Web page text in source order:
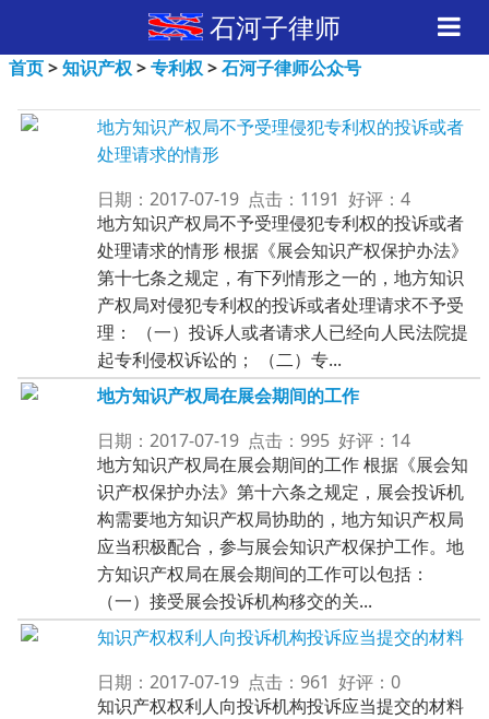
石河子律师
首页>知识产权>专利权>石河子律师公众号
地方知识产权局不予受理侵犯专利权的投诉或者
处理请求的情形
日期：2017-07-19 点击：1191 好评：4
地方知识产权局不予受理侵犯专利权的投诉或者
处理请求的情形 根据《展会知识产权保护办法》
第十七条之规定，有下列情形之一的，地方知识
产权局对侵犯专利权的投诉或者处理请求不予受
理： （一）投诉人或者请求人已经向人民法院提
起专利侵权诉讼的； （二）专...
地方知识产权局在展会期间的工作
日期：2017-07-19 点击：995 好评：14
地方知识产权局在展会期间的工作 根据《展会知
识产权保护办法》第十六条之规定，展会投诉机
构需要地方知识产权局协助的，地方知识产权局
应当积极配合，参与展会知识产权保护工作。地
方知识产权局在展会期间的工作可以包括：
（一）接受展会投诉机构移交的关...
知识产权权利人向投诉机构投诉应当提交的材料
日期：2017-07-19 点击：961 好评：0
知识产权权利人向投诉机构投诉应当提交的材料